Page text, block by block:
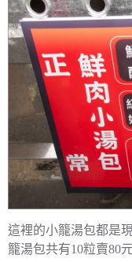
這裡的小籠湯包都是
籠湯包共有10粒賣80